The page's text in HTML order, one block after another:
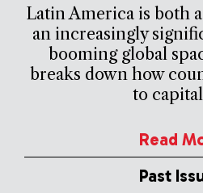
Latin America is both
an increasingly
booming global
breaks down how
to
Read
Past